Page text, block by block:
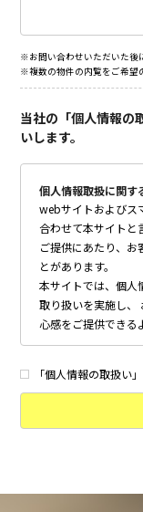
※お問い合わせいただいた後
※複数の物件の内覧をご希望
当社の「個人情報の
いします。
個人情報取扱に関す
webサイトおよびス
合わせて本サイトと
ご提供にあたり、お
とがあります。
本サイトでは、個人
取り扱いを実施し、
心感をご提供できる
個人情報の取得につ
本サイトは、偽りそ
以下に定めのない目
からのご連絡の対応
「個人情報の取扱い